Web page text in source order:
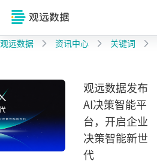
观远数据 资讯中心 关键词
观远数据发布
AI决策智能平
台，开启企业
决策智能新世
代